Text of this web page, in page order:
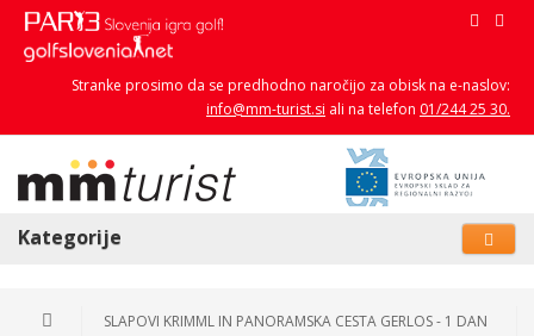
Stranke prosimo da se predhodno naročijo za obisk na e-naslov:
info@mm-turist.si ali na telefon 01/244 25 30.
Kategorije
SLAPOVI KRIMML IN PANORAMSKA CESTA GERLOS - 1 DAN